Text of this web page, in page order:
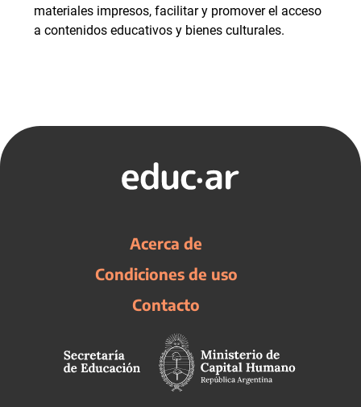
materiales impresos, facilitar y promover el acceso
a contenidos educativos y bienes culturales.
Acerca de
Condiciones de uso
Contacto